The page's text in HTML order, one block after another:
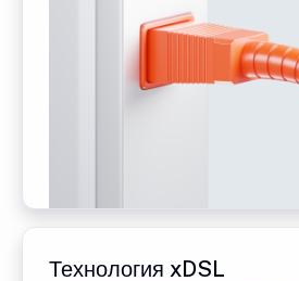
Технология xDSL